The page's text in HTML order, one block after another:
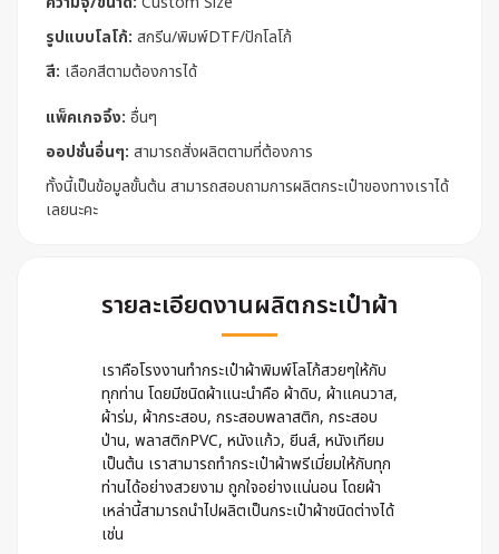
รูปแบบโลโก้: สกรีน/พิมพ์DTF/ปักโลโก้
สี: เลือกสีตามต้องการได้
แพ็คเกจจิ้ง: อื่นๆ
ออปชั่นอื่นๆ: สามารถสั่งผลิตตามที่ต้องการ
ทั้งนี้เป็นข้อมูลขั้นต้น สามารถสอบถามการผลิตกระเป๋าของทางเราได้
เลยนะคะ
รายละเอียดงานผลิตกระเป๋าผ้า
เราคือโรงงานทำกระเป๋าผ้าพิมพ์โลโก้สวยๆให้กับ
ทุกท่าน โดยมีชนิดผ้าแนะนำคือ ผ้าดิบ, ผ้าแคนวาส,
ผ้าร่ม, ผ้ากระสอบ, กระสอบพลาสติก, กระสอบ
ป่าน, พลาสติกPVC, หนังแก้ว, ยีนส์, หนังเทียม
เป็นต้น เราสามารถทำกระเป๋าผ้าพรีเมี่ยมให้กับทุก
ท่านได้อย่างสวยงาม ถูกใจอย่างแน่นอน โดยผ้า
เหล่านี้สามารถนำไปผลิตเป็นกระเป๋าผ้าชนิดต่างได้
เช่น